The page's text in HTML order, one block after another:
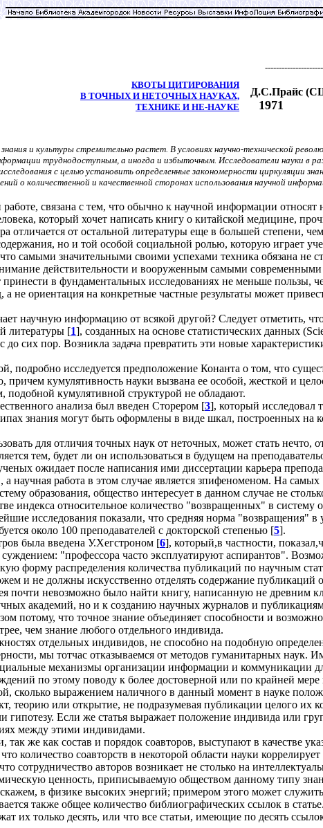
КВОТЫ ЦИТИРОВАНИЯ
В ТОЧНЫХ И НЕТОЧНЫХ НАУКАХ,
ТЕХНИКЕ И НЕ-НАУКЕ
Д.С.Прайс
1971
и культуры стремительно растет. В условиях научно-технической
труднодоступным, а иногда и избыточным. Исследователи науки в
с целью установить определенные закономерности циркуляции
о количественной и качественной сторонах использования научной
работе, связана с тем, что обычно к научной информации
который хочет написать книгу о китайской медицине,
отличается от остальной литературы еще в большей степени,
но и той особой социальной ролью, которую играет
самыми значительными своими успехами техника обязана не
действительности и вооруженным самыми современными
в фундаментальных исследованиях не меньше пользы,
не ориентация на конкретные частные результаты может
научную информацию от всякой другой? Следует отметить,
литературы [1], созданных на основе статистических данных
сих пор. Возникла задача превратить эти новые
подробно исследуется предположение Конанта о том, что
причем кумулятивность науки вызвана ее особой, жесткой и
подобной кумулятивной структурой не обладают.
анализа был введен Сторером [3], который исследовал
знания могут быть оформлены в виде шкал, построенных на
для отличия точных наук от неточных, может стать
тем, будет ли он использоваться в будущем на
ожидает после написания ими диссертации карьера
а научная работа в этом случае является зпифеноменом. На
образования, общество интересует в данном случае не
индекса относительное количество "возвращенных" в
исследования показали, что средняя норма "возвращения"
около 100 преподавателей с докторской степенью [5].
была введена У.Хегстроном [6], который,в частности,
"профессора часто эксплуатируют аспирантов".
форму распределения количества публикаций по научным
и не должны искусственно отделять содержание
почти невозможно было найти книгу, написанную не древним
академий, но и к созданию научных журналов и
потому, что точное знание объединяет способности и
чем знание любого отдельного индивида.
отдельных индивидов, не способно на подобную
мы тотчас отказываемся от методов гуманитарных наук.
механизмы организации информации и коммуникации
по этому поводу к более достоверной или по крайней
сколько выражением наличного в данный момент в науке
теорию или открытие, не подразумевая публикации целого их
Если же статья выражает положение индивида или
между этими индивидами.
же как состав и порядок соавторов, выступают в качестве
количество соавторств в некоторой области науки
сотрудничество авторов возникает не столько на
ценность, приписываемую обществом данному типу
в физике высоких энергий; примером этого может
также общее количество библиографических ссылок в
их только десять, или что все статьи, имеющие по десять